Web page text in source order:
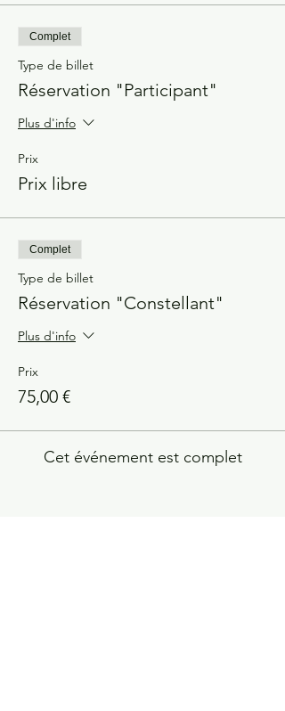
Complet
Type de billet
Réservation "Participant"
Plus d'info
Prix
Prix libre
Complet
Type de billet
Réservation "Constellant"
Plus d'info
Prix
75,00 €
Cet événement est complet